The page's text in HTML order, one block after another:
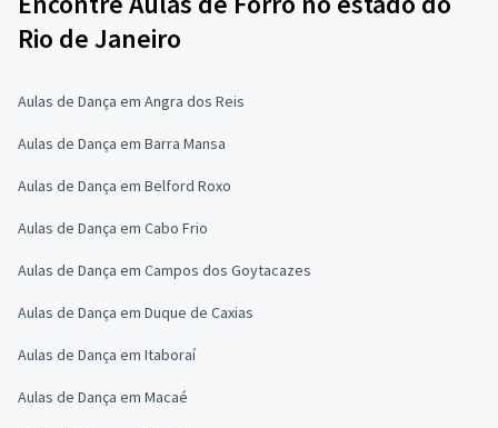
Rio de Janeiro
Aulas de Dança em Angra dos Reis
Aulas de Dança em Barra Mansa
Aulas de Dança em Belford Roxo
Aulas de Dança em Cabo Frio
Aulas de Dança em Campos dos Goytacazes
Aulas de Dança em Duque de Caxias
Aulas de Dança em Itaboraí
Aulas de Dança em Macaé